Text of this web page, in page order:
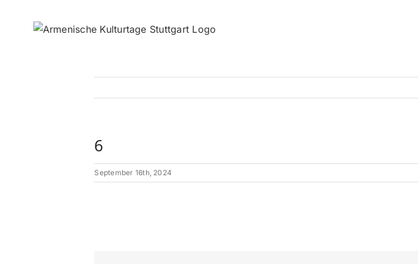
6
September 16th, 2024